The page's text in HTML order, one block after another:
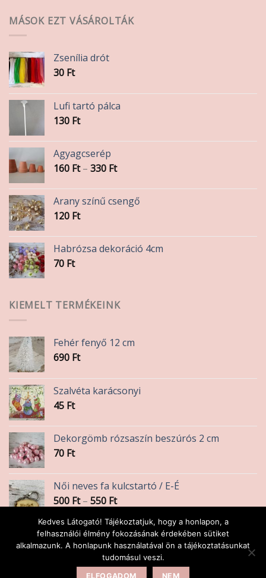
MÁSOK EZT VÁSÁROLTÁK
Zsenília drót
30 Ft
Lufi tartó pálca
130 Ft
Agyagcserép
160 Ft – 330 FtÁrtartomány:
-
330 Ft
Arany színű csengő
120 Ft
Habrózsa dekoráció 4cm
70 Ft
KIEMELT TERMÉKEINK
Fehér fenyő 12 cm
690 Ft
Szalvéta karácsonyi
45 Ft
Dekorgömb rózsaszín beszúrós 2 cm
70 Ft
Női neves fa kulcstartó / E-É
500 Ft – 550 FtÁrtartomány:
-
550 Ft
Szalvéta levendulás
45Ft
Kedves Látogató! Tájékoztatjuk, hogy a honlapon, a
felhasználói élmény fokozásának érdekében sütiket
alkalmazunk. A honlapunk használatával ön a tájékoztatásunkat
tudomásul veszi.
ELFOGADOM NEM